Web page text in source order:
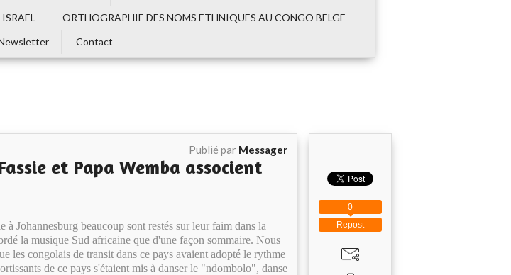
ORTHOGRAPHIE DES NOMS ETHNIQUES AU CONGO BELGE
Contact
Publié par Messager
et Papa Wemba associent
à Johannesburg beaucoup sont restés sur leur faim dans la
la musique Sud africaine que d'une façon sommaire. Nous
les congolais de transit dans ce pays avaient adopté le rythme
de ce pays s'étaient mis à danser le "ndombolo", danse
Repost
0